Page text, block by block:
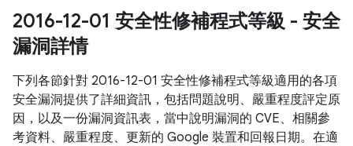
2016-12-01 安全性修補程式等級 - 安全
漏洞詳情
下列各節針對 2016-12-01 安全性修補程式等級適用的各項
安全漏洞提供了詳細資訊，包括問題說明、嚴重程度評定原
因，以及一份漏洞資訊表，當中說明漏洞的 CVE、相關參
考資料、嚴重程度、更新的 Google 裝置和回報日期。在適